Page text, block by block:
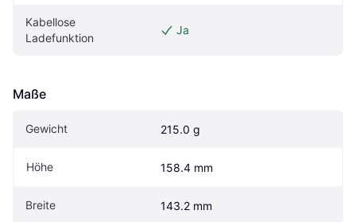
Kabellose
Ladefunktion
Ja
Maße
Gewicht 215.0 g
Höhe 158.4 mm
Breite 143.2 mm